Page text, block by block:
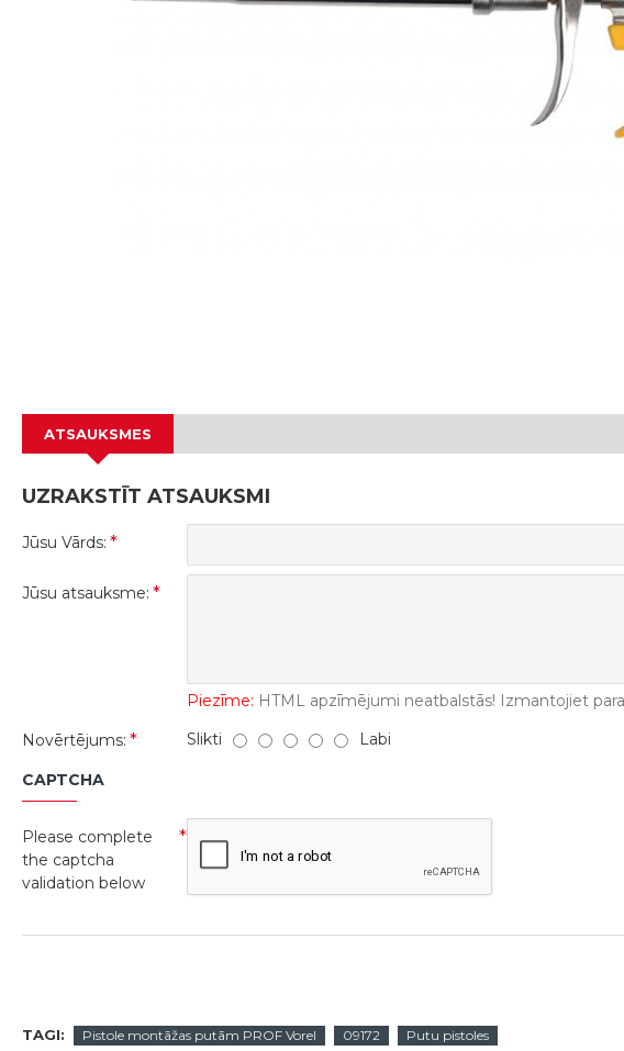
ATSAUKSMES
UZRAKSTĪT ATSAUKSMI
Jūsu Vārds:
Jūsu atsauksme:
Piezīme: HTML apzīmējumi neatbalstās! Izmantojiet
Novērtējums:
Slikti Labi
CAPTCHA
Please complete
the captcha
validation below
TAGI: Pistole montāžas putām PROF Vorel 09172 Putu pistoles